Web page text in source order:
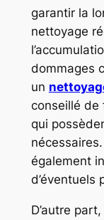
garantir la
nettoyage
dommages
un
conseillé de
qui
également
d’éventuels
D’autre